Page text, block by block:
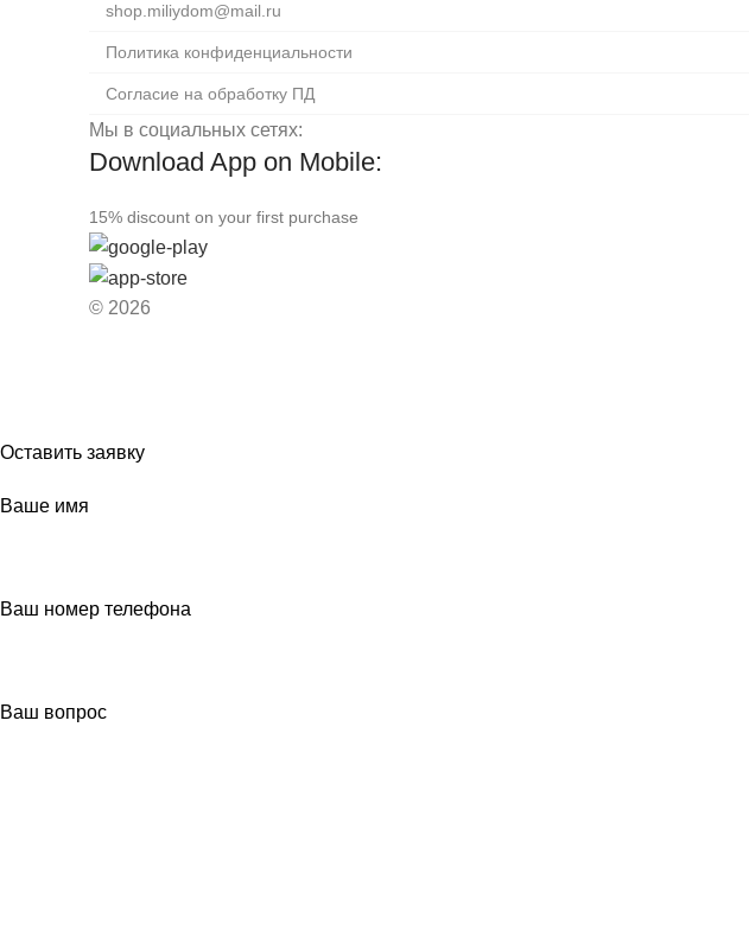
shop.miliydom@mail.ru
Политика конфиденциальности
Согласие на обработку ПД
Мы в социальных сетях:
Download App on Mobile:
15% discount on your first purchase
© 2026
Оставить заявку
Ваше имя
Ваш номер телефона
Ваш вопрос